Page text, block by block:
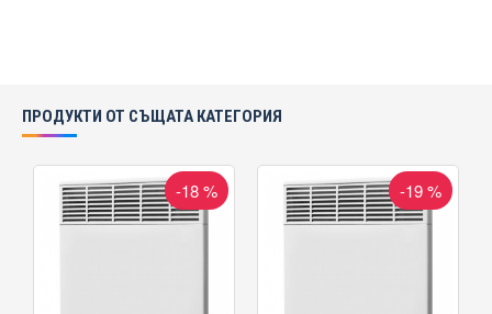
ПРОДУКТИ ОТ СЪЩАТА КАТЕГОРИЯ
-18 % -19 %